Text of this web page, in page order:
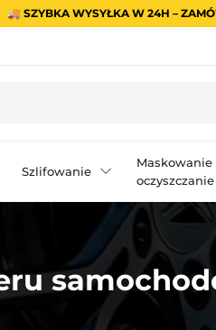
🚚 SZYBKA WYSYŁKA W 24H –
Szlifowanie
Maskowanie
oczyszczanie